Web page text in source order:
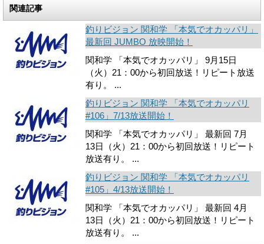
関連記事
釣りビジョン 関和学 「本気でオカッパリ」
最新回 JUMBO 放映開始！
関和学 「本気でオカッパリ」 9月15日
（火）21：00から初回放送！リピート放送
有り。 ...
釣りビジョン 関和学 「本気でオカッパリ
#106」7/13放送開始！
関和学 「本気でオカッパリ」 最新回 7月
13日（火）21：00から初回放送！リピート
放送有り。 ...
釣りビジョン 関和学 「本気でオカッパリ
#105」4/13放送開始！
関和学 「本気でオカッパリ」 最新回 4月
13日（火）21：00から初回放送！リピート
放送有り。 ...